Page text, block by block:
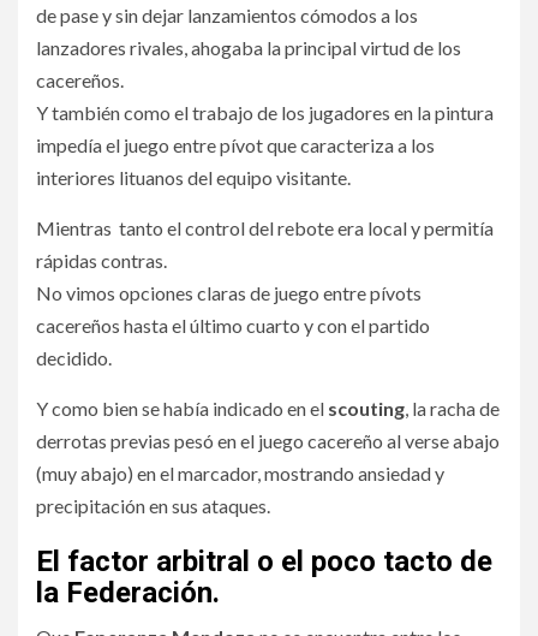
de pase y sin dejar lanzamientos cómodos a los
lanzadores rivales, ahogaba la principal virtud de los
cacereños.
Y también como el trabajo de los jugadores en la pintura
impedía el juego entre pívot que caracteriza a los
interiores lituanos del equipo visitante.
Mientras tanto el control del rebote era local y permitía
rápidas contras.
No vimos opciones claras de juego entre pívots
cacereños hasta el último cuarto y con el partido
decidido.
Y como bien se había indicado en el scouting, la racha de
derrotas previas pesó en el juego cacereño al verse abajo
(muy abajo) en el marcador, mostrando ansiedad y
precipitación en sus ataques.
El factor arbitral o el poco tacto de
la Federación.